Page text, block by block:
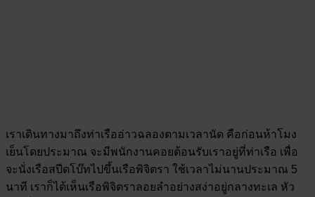
เราเดินทางมาถึงท่าเรืออ่าวฉลองตามเวลานัด คือก่อนห้าโมง
เย็นโดยประมาณ จะมีพนักงานคอยต้อนรับเราอยู่ที่ท่าเรือ เพื่อ
จะนั่งเรือสปีดโบ๊ทไปขึ้นเรือพิจิตรา ใช้เวลาไม่นานประมาณ 5
นาที เราก็ได้เห็นเรือพิจิตราลอยลำอย่างสง่าอยู่กลางทะเล หัว